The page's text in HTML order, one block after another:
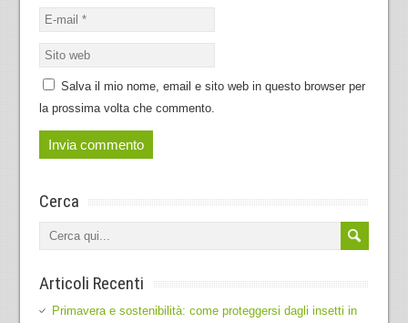
Salva il mio nome, email e sito web in questo browser per
la prossima volta che commento.
Cerca
Articoli Recenti
Primavera e sostenibilità: come proteggersi dagli insetti in